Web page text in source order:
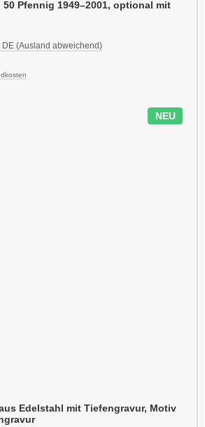
Pfennig 1949–2001, optional mit
DE (Ausland abweichend)
NEU
Edelstahl mit Tiefengravur, Motiv